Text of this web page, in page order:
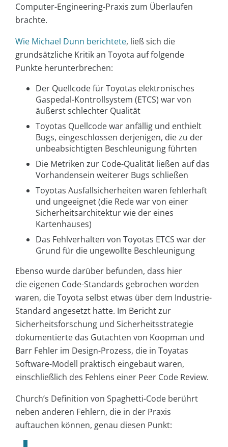
Computer-Engineering-Praxis zum Überlaufen
brachte.
Wie Michael Dunn berichtete, ließ sich die
grundsätzliche Kritik an Toyota auf folgende
Punkte herunterbrechen:
Der Quellcode für Toyotas elektronisches
Gaspedal-Kontrollsystem (ETCS) war von
äußerst schlechter Qualität
Toyotas Quellcode war anfällig und enthielt
Bugs, eingeschlossen derjenigen, die zu der
unbeabsichtigten Beschleunigung führten
Die Metriken zur Code-Qualität ließen auf das
Vorhandensein weiterer Bugs schließen
Toyotas Ausfallsicherheiten waren fehlerhaft
und ungeeignet (die Rede war von einer
Sicherheitsarchitektur wie der eines
Kartenhauses)
Das Fehlverhalten von Toyotas ETCS war der
Grund für die ungewollte Beschleunigung
Ebenso wurde darüber befunden, dass hier
die eigenen Code-Standards gebrochen worden
waren, die Toyota selbst etwas über dem Industrie-
Standard angesetzt hatte. Im Bericht zur
Sicherheitsforschung und Sicherheitsstrategie
dokumentierte das Gutachten von Koopman und
Barr Fehler im Design-Prozess, die in Toyatas
Software-Modell praktisch eingebaut waren,
einschließlich des Fehlens einer Peer Code Review.
Church’s Definition von Spaghetti-Code berührt
neben anderen Fehlern, die in der Praxis
auftauchen können, genau diesen Punkt: